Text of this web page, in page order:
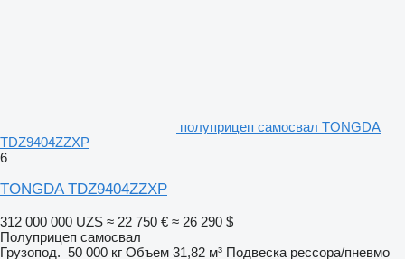
полуприцеп самосвал TONGDA
TDZ9404ZZXP
6
TONGDA TDZ9404ZZXP
312 000 000 UZS ≈ 22 750 € ≈ 26 290 $
Полуприцеп самосвал
Грузопод. 50 000 кг Объем 31,82 м³ Подвеска рессора/пневмо